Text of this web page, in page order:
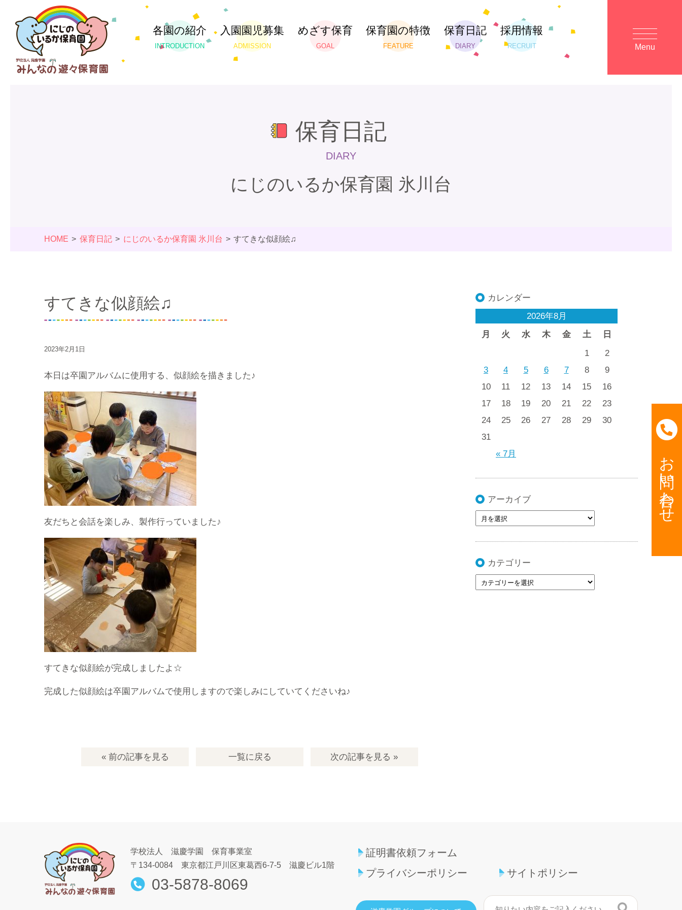
各園の紹介
INTRODUCTION
入園園児募集
ADMISSION
めざす保育
GOAL
保育園の特徴
FEATURE
保育日記
DIARY
採用情報
RECRUIT Menu
保育日記
DIARY
にじのいるか保育園 氷川台
HOME 保育日記 にじのいるか保育園 氷川台 すてきな似顔絵♫
すてきな似顔絵♫
2023年2月1日
本日は卒園アルバムに使用する、似顔絵を描きました♪
友だちと会話を楽しみ、製作行っていました♪
すてきな似顔絵が完成しましたよ☆
完成した似顔絵は卒園アルバムで使用しますので楽しみにしていてくださいね♪
« 前の記事を見る 一覧に戻る 次の記事を見る »
カレンダー
2026年8月
月
火 水 木 金 土 日
« 7月
1
2
3
4 5 6 7 8
9
10
11 12 13 14 15
16
17
18 19 20 21 22
23
24
25 26 27 28 29
30
31
アーカイブ
カテゴリー
お問い合わせ
学校法人 滋慶学園 保育事業室
〒134-0084 東京都江戸川区東葛西6-7-5 滋慶ビル1階
03-5878-8069
証明書依頼フォーム
プライバシーポリシー
サイトポリシー
検索